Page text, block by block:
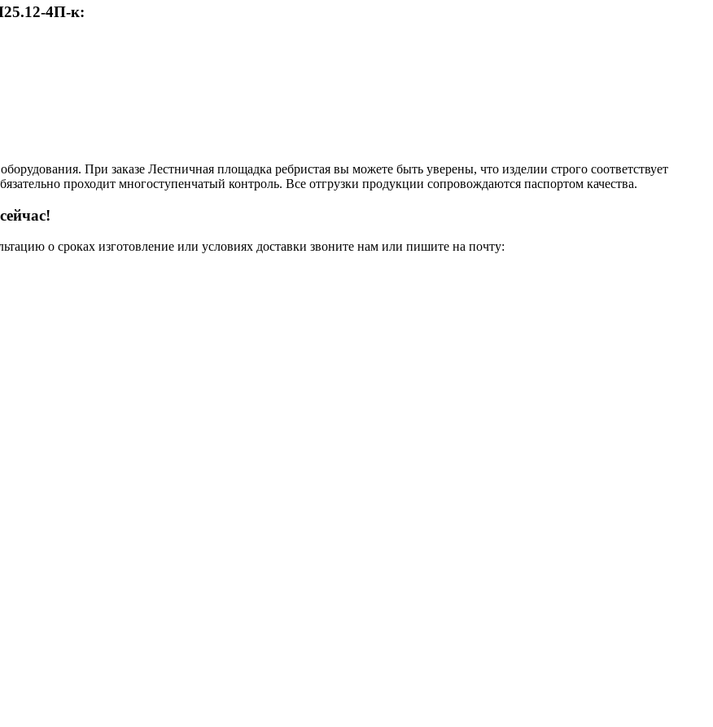
4П-к:
При заказе Лестничная площадка ребристая вы можете быть уверены, что изделии строго соответствует
проходит многоступенчатый контроль. Все отгрузки продукции сопровождаются паспортом качества.
о сроках изготовление или условиях доставки звоните нам или пишите на почту: